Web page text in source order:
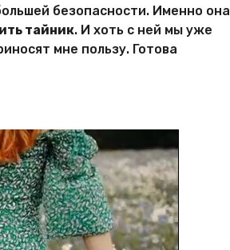
безопасности. Именно она
тайник. И хоть с ней мы уже
мне пользу. Готова